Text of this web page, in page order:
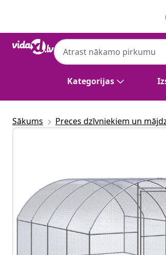
Kategorijas
Sākums Preces dzīvniekiem un